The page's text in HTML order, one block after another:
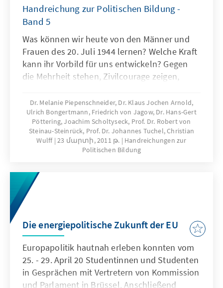
Handreichung zur Politischen Bildung -
Band 5
Was können wir heute von den Männer und
Frauen des 20. Juli 1944 lernen? Welche Kraft
kann ihr Vorbild für uns entwickeln? Gegen
die Mehrheit stehen, Zivilcourage zeigen,
angemahnt, in Schulen und Medien, von
Politikern, Zeitzeugen und Experten. Aber um
die Angst in extremen Situationen zu
überwinden, brauchen Menschen Vorbilder
und Werte, an denen sie sich aus
eintreten. Dafür liefert uns das Denken und
Handeln der Männer und Frauen des 20. Juli
1944 wesentliche Anregungen.
Dr. Melanie Piepenschneider, Dr. Klaus Jochen Arnold,
Ulrich Bongertmann, Friedrich von Jagow, Dr. Hans-Gert
Pöttering, Joachim Scholtyseck, Prof. Dr. Robert von
Steinau-Steinrück, Prof. Dr. Johannes Tuchel, Christian
Wulff 23 մարտի, 2011 թ.
Handreichungen zur
Politischen Bildung
Die energiepolitische Zukunft der EU
Europapolitik hautnah erleben konnten vom
25. - 29. April 20 Studentinnen und Studenten
in Gesprächen mit Vertretern von Kommission
und Parlament in Brüssel. Anschließend